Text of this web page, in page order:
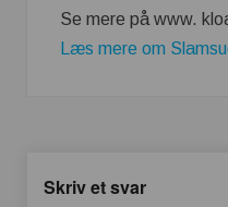
Se mere på www.
Læs mere om
Skriv et svar